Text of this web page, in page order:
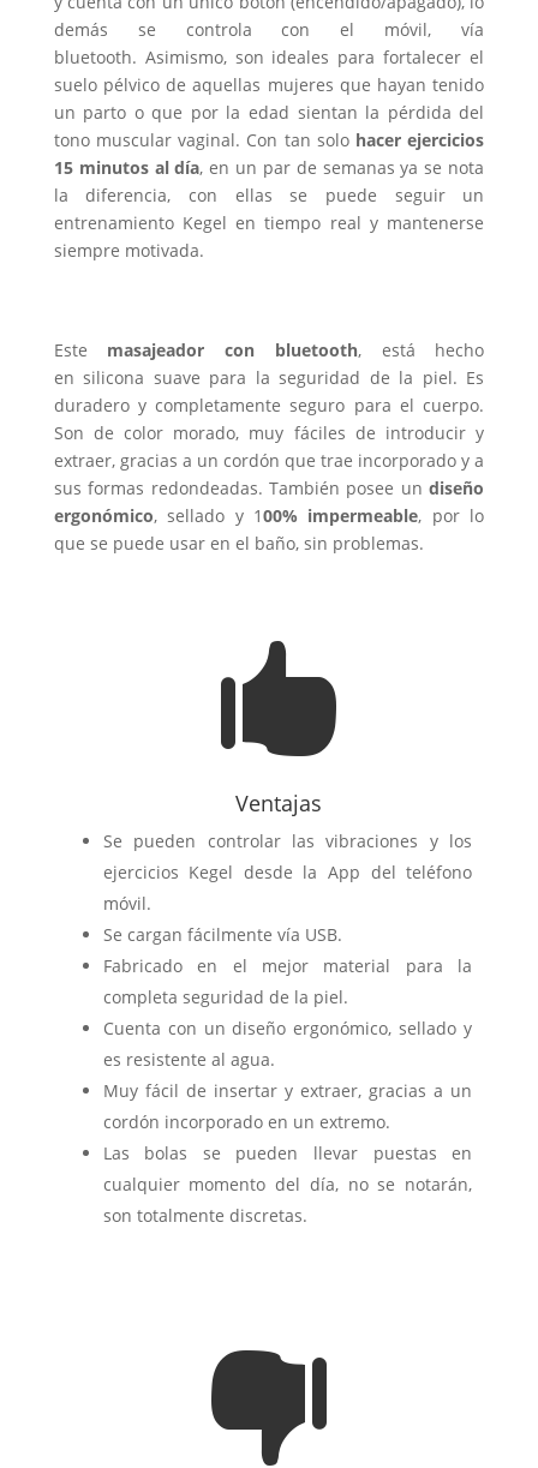
demás se controla con el móvil, vía
bluetooth. Asimismo, son ideales para fortalecer el
suelo pélvico de aquellas mujeres que hayan tenido
un parto o que por la edad sientan la pérdida del
tono muscular vaginal. Con tan solo hacer ejercicios
15 minutos al día, en un par de semanas ya se nota
la diferencia, con ellas se puede seguir un
entrenamiento Kegel en tiempo real y mantenerse
siempre motivada.
Este masajeador con bluetooth, está hecho
en silicona suave para la seguridad de la piel. Es
duradero y completamente seguro para el cuerpo.
Son de color morado, muy fáciles de introducir y
extraer, gracias a un cordón que trae incorporado y a
sus formas redondeadas. También posee undiseño
ergonómico, sellado y 100% impermeable, por lo
que se puede usar en el baño, sin problemas.

Ventajas
Se pueden controlar las vibraciones y los
ejercicios Kegel desde la App del teléfono
móvil.
Se cargan fácilmente vía USB.
Fabricado en el mejor material para la
completa seguridad de la piel.
Cuenta con un diseño ergonómico, sellado y
es resistente al agua.
Muy fácil de insertar y extraer, gracias a un
cordón incorporado en un extremo.
Las bolas se pueden llevar puestas en
cualquier momento del día, no se notarán,
son totalmente discretas.
